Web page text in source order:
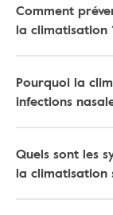
Comment
la climatisation
Pourquoi la
infections
Quels sont les
la climatisation